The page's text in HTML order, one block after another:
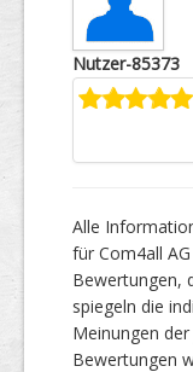
Nutzer-85373
Alle
für Com4all
Bewertungen,
spiegeln die
Meinungen
Bewertungen